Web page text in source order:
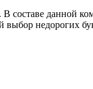
составе данной
недорогих